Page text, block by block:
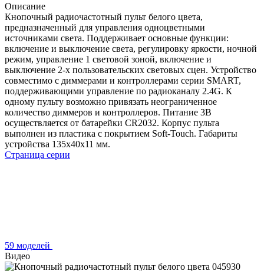
Описание
Кнопочный радиочастотный пульт белого цвета,
предназначенный для управления одноцветными
источниками света. Поддерживает основные функции:
включение и выключение света, регулировку яркости, ночной
режим, управление 1 световой зоной, включение и
выключение 2-х пользовательских световых сцен. Устройство
совместимо с диммерами и контроллерами серии SMART,
поддерживающими управление по радиоканалу 2.4G. К
одному пульту возможно привязать неограниченное
количество диммеров и контроллеров. Питание 3В
осуществляется от батарейки CR2032. Корпус пульта
выполнен из пластика с покрытием Soft-Touch. Габариты
устройства 135x40x11 мм.
Страница серии
59 моделей
Видео